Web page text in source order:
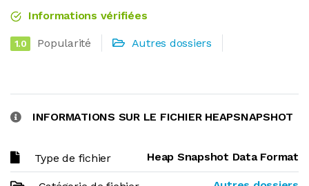
Informations vérifiées
1.0 Popularité Autres dossiers
INFORMATIONS SUR LE FICHIER HEAPSNAPSHOT
Type de fichier Heap Snapshot Data Format